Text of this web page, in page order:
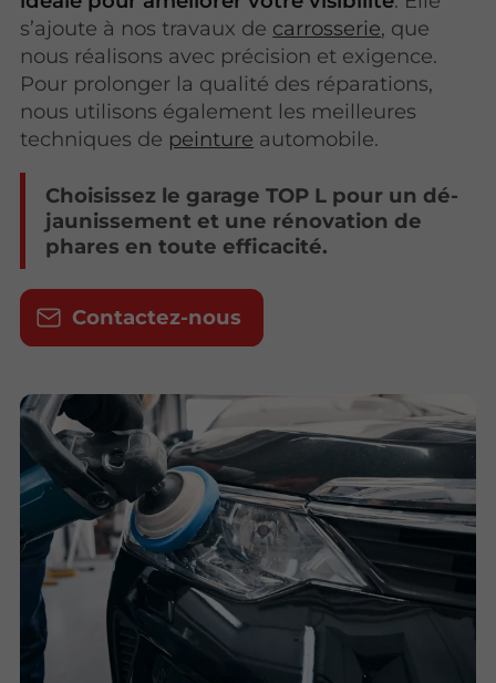
s’ajoute à nos travaux de carrosserie, que
nous réalisons avec précision et exigence.
Pour prolonger la qualité des réparations,
nous utilisons également les meilleures
techniques de peinture automobile.
Choisissez le garage TOP L pour un dé-
jaunissement et une rénovation de
phares en toute efficacité.
Contactez-nous